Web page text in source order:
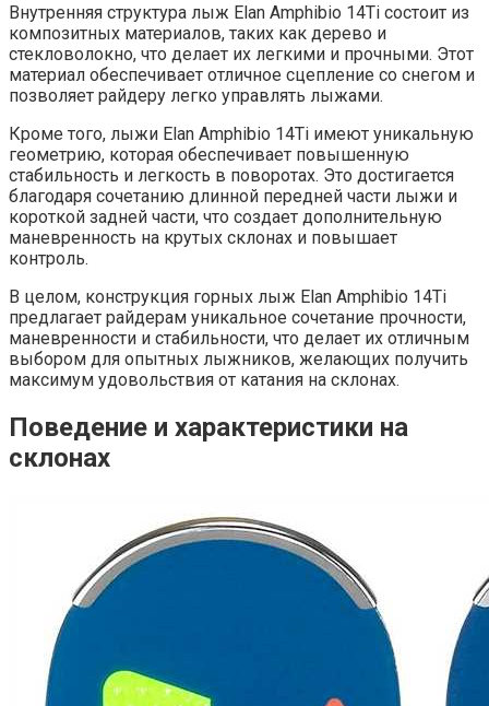
Внутренняя структура лыж Elan Amphibio 14Ti состоит из
композитных материалов, таких как дерево и
стекловолокно, что делает их легкими и прочными. Этот
материал обеспечивает отличное сцепление со снегом и
позволяет райдеру легко управлять лыжами.
Кроме того, лыжи Elan Amphibio 14Ti имеют уникальную
геометрию, которая обеспечивает повышенную
стабильность и легкость в поворотах. Это достигается
благодаря сочетанию длинной передней части лыжи и
короткой задней части, что создает дополнительную
маневренность на крутых склонах и повышает
контроль.
В целом, конструкция горных лыж Elan Amphibio 14Ti
предлагает райдерам уникальное сочетание прочности,
маневренности и стабильности, что делает их отличным
выбором для опытных лыжников, желающих получить
максимум удовольствия от катания на склонах.
Поведение и характеристики на
склонах